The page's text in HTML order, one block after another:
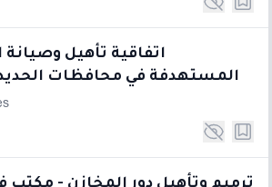
اتفاقية تأهيل
المستهدفة في محافظات